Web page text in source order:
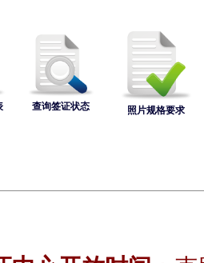
查询签证状态 照片规格要求